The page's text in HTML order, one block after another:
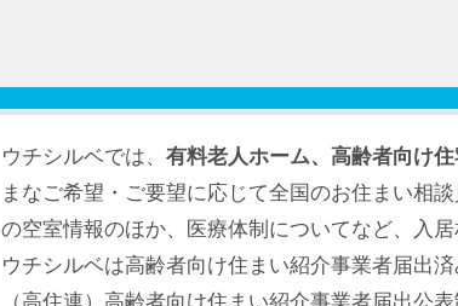
ウチシルベでは、 有料老人ホーム、高齢者向け
まなご希望・ご要望に応じて全国のお住まい相
の空室情報のほか、医療体制についてなど、入
ウチシルベは高齢者向け住まい紹介事業者届出済